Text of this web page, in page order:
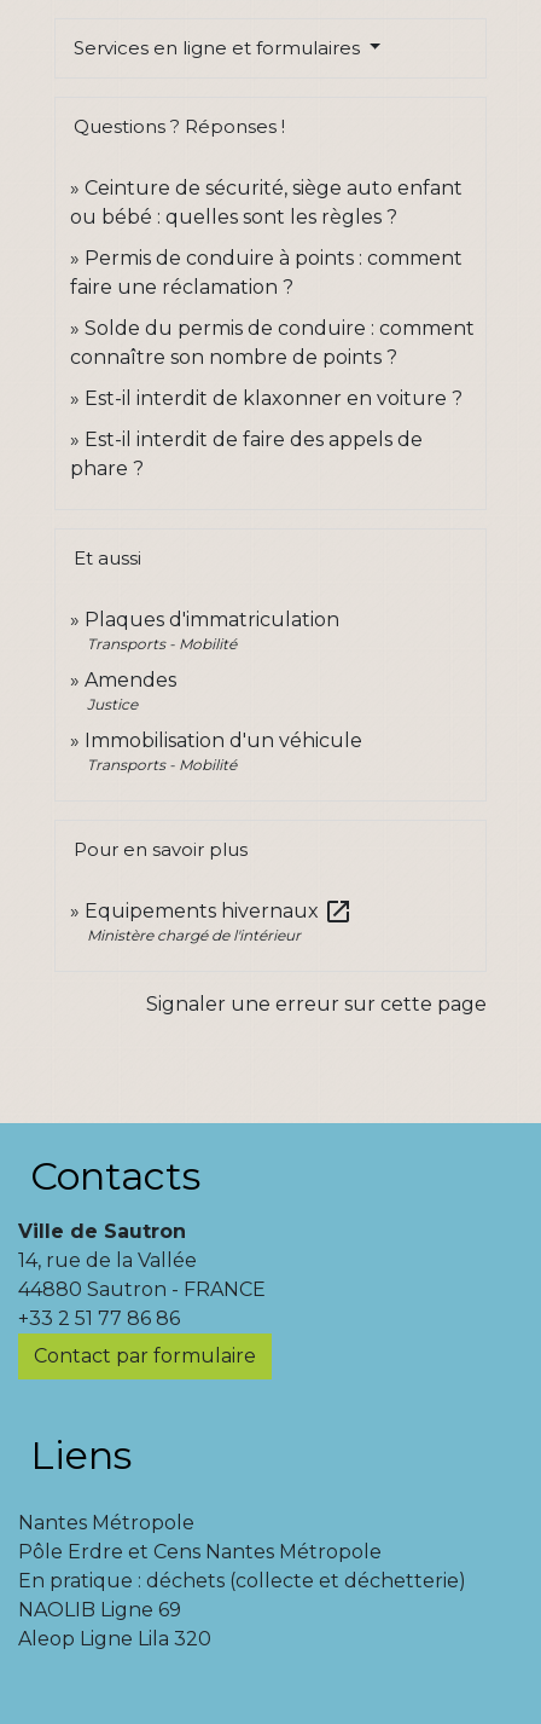
Services en ligne et formulaires
Questions ? Réponses !
Ceinture de sécurité, siège auto enfant
ou bébé : quelles sont les règles ?
Permis de conduire à points : comment
faire une réclamation ?
Solde du permis de conduire : comment
connaître son nombre de points ?
Est-il interdit de klaxonner en voiture ?
Est-il interdit de faire des appels de
phare ?
Et aussi
Plaques d'immatriculation
Transports - Mobilité
Amendes
Justice
Immobilisation d'un véhicule
Transports - Mobilité
Pour en savoir plus
Equipements hivernaux open_in_new
Ministère chargé de l'intérieur
Signaler une erreur sur cette page
Contacts
Ville de Sautron
14, rue de la Vallée
44880 Sautron - FRANCE
+33 2 51 77 86 86
Contact par formulaire
Liens
Nantes Métropole
Pôle Erdre et Cens Nantes Métropole
En pratique : déchets (collecte et déchetterie)
NAOLIB Ligne 69
Aleop Ligne Lila 320